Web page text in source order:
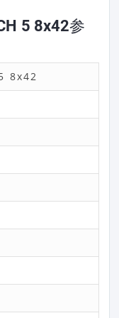
5 8x42参
8x42